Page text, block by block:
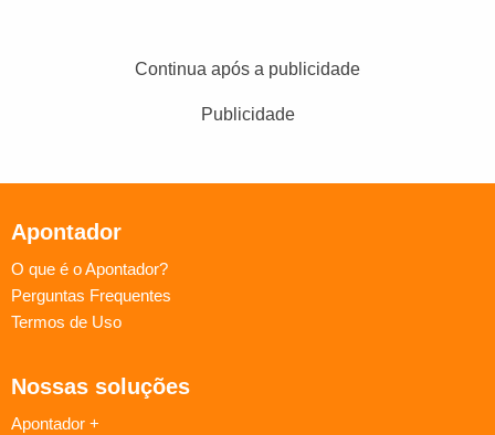
Continua após a publicidade
Publicidade
Apontador
O que é o Apontador?
Perguntas Frequentes
Termos de Uso
Nossas soluções
Apontador +